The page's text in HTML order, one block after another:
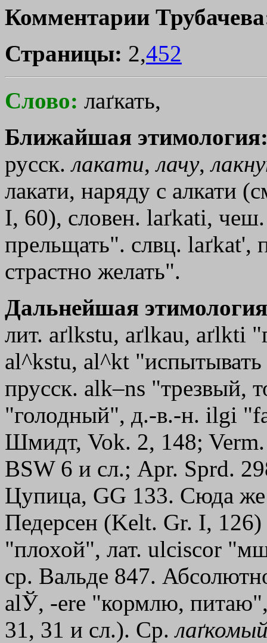
Комментарии
Страницы: 2,452
Слово: лаґкать,
Ближайшая
русск.лакати,лачу,
лакати, наряду с алкати
I, 60), словен. laґkati,
прельщать". слвц. laґkаt',
страстно желать".
Дальнейшая
лит. aґlkstu, aґlkau, aґlkti
al^kstu, al^kt "испытывать
прусск. alk–ns "трезвый,
"голодный", д.-в.-н. ilgi
Шмидт, Vok. 2, 148;
ВSW 6 и сл.; Арr. Sprd.
Цупица, GG 133. Сюда же
Педерсен (Kelt. Gr. I, 126)
"плохой", лат. ulciscor
ср. Вальде 847.
аlЎ, -еrе "кормлю,
31, 31 и сл.). Ср.